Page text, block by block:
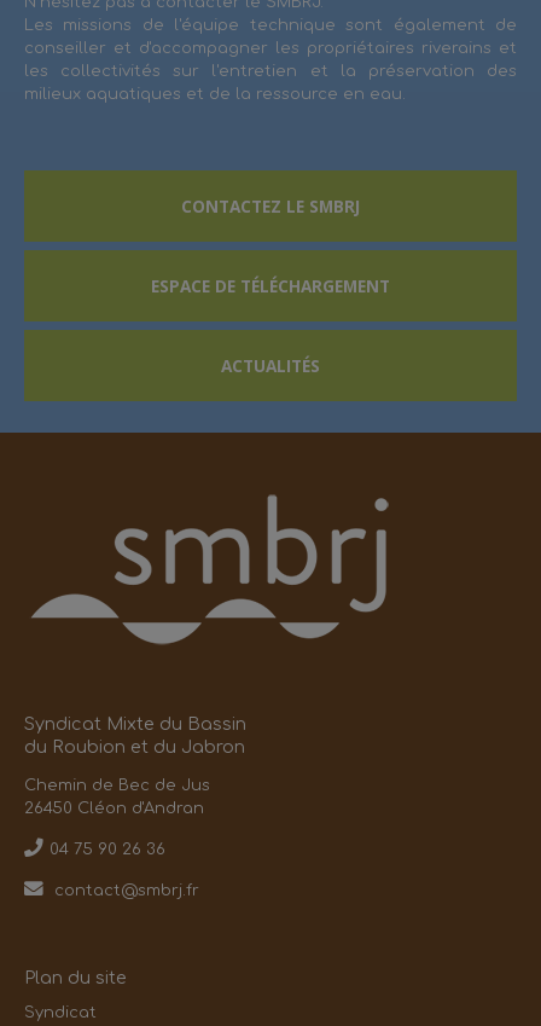
Les missions de l'équipe technique sont également de
conseiller et d'accompagner les propriétaires riverains et
les collectivités sur l'entretien et la préservation des
milieux aquatiques et de la ressource en eau.
CONTACTEZ LE SMBRJ
ESPACE DE TÉLÉCHARGEMENT
ACTUALITÉS
Syndicat Mixte du Bassin
du Roubion et du Jabron
Chemin de Bec de Jus
26450 Cléon d'Andran
04 75 90 26 36
contact@smbrj.fr
Plan du site
Syndicat